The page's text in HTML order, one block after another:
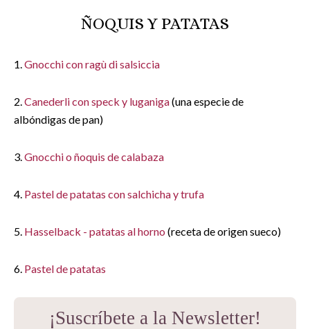
ÑOQUIS Y PATATAS
1.Gnocchi con ragù di salsiccia
2.Canederli con speck y luganiga(una especie de
albóndigas de pan)
3.Gnocchi o ñoquis de calabaza
4. Pastel de patatas con salchicha y trufa
5. Hasselback - patatas al horno (receta de origen sueco)
6. Pastel de patatas
¡Suscríbete a la Newsletter!